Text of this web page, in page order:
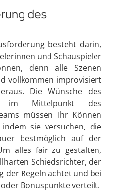
des
besteht darin,
und Schauspieler
denn alle Szenen
vollkommen improvisiert
Die Wünsche des
im Mittelpunkt des
müssen Ihr Können
sie versuchen, die
bestmöglich auf der
alles fair zu gestalten,
Schiedsrichter, der
der Regeln achtet und bei
Bonuspunkte verteilt.